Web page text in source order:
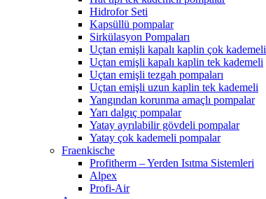
Hidrofor Seti
Kapsüllü pompalar
Sirkülasyon Pompaları
Uçtan emişli kapalı kaplin çok kademeli
Uçtan emişli kapalı kaplin tek kademeli
Uçtan emişli tezgah pompaları
Uçtan emişli uzun kaplin tek kademeli
Yangından korunma amaçlı pompalar
Yarı dalgıç pompalar
Yatay ayrılabilir gövdeli pompalar
Yatay çok kademeli pompalar
Fraenkische
Profitherm – Yerden Isıtma Sistemleri
Alpex
Profi-Air